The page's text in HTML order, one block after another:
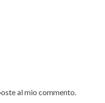
al mio commento.